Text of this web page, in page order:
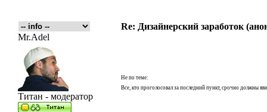
Re: Дизайнерский заработок
Mr.Adel
Титан - модератор
Не по теме:
Все, кто проголосовал за последний пункт, срочно должны